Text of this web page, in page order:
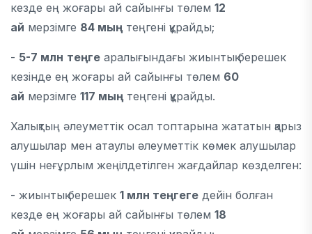
кезде ең жоғары ай сайынғы төлем 12
ай мерзімге 84 мың теңгені құрайды;
- 5-7 млн теңге аралығындағы жиынтық берешек
кезінде ең жоғары ай сайынғы төлем 60
ай мерзімге 117 мың теңгені құрайды.
Халықтың әлеуметтік осал топтарына жататын қарыз
алушылар мен атаулы әлеуметтік көмек алушылар
үшін неғұрлым жеңілдетілген жағдайлар көзделген:
- жиынтық берешек 1 млн теңгеге дейін болған
кезде ең жоғары ай сайынғы төлем 18